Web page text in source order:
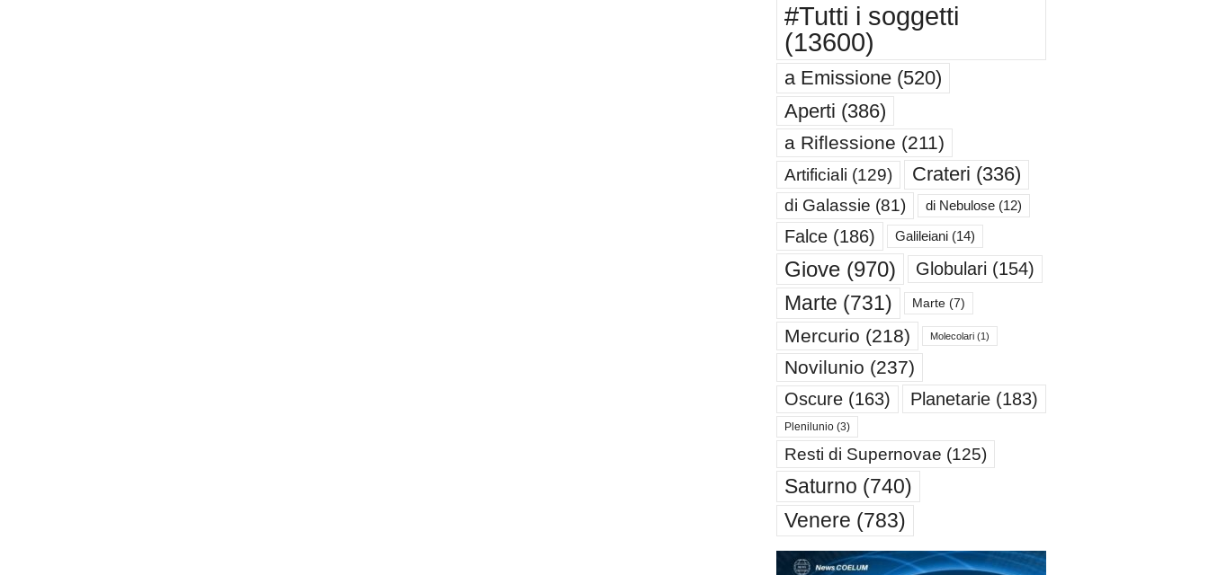
#Tutti i soggetti
(13600)
a Emissione(520)
Aperti (386)
a Riflessione (211)
Artificiali (129) Crateri (336)
di Galassie (81) di Nebulose(12)
Falce(186) Galileiani(14)
Giove(970) Globulari (154)
Marte (731) Marte(7)
Mercurio (218) Molecolari(1)
Novilunio (237)
Oscure(163) Planetarie(183)
Plenilunio(3)
Resti di Supernovae (125)
Saturno (740)
Venere (783)